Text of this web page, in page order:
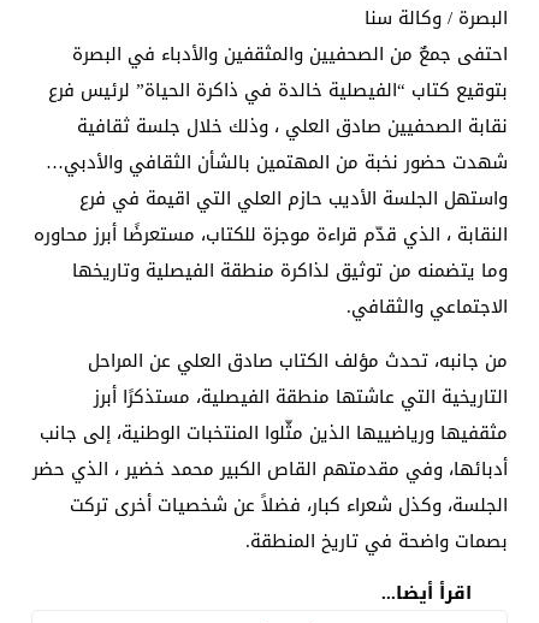
البصرة / وكالة سنا
احتفى جمعٌ من الصحفيين والمثقفين والأدباء في البصرة
بتوقيع كتاب “الفيصلية خالدة في ذاكرة الحياة” لرئيس فرع
نقابة الصحفيين صادق العلي ، وذلك خلال جلسة ثقافية
شهدت حضور نخبة من المهتمين بالشأن الثقافي والأدبي…
واستهل الجلسة الأديب حازم العلي التي اقيمة في فرع
النقابة ، الذي قدّم قراءة موجزة للكتاب، مستعرضًا أبرز محاوره
وما يتضمنه من توثيق لذاكرة منطقة الفيصلية وتاريخها
الاجتماعي والثقافي.
من جانبه، تحدث مؤلف الكتاب صادق العلي عن المراحل
التاريخية التي عاشتها منطقة الفيصلية، مستذكرًا أبرز
مثقفيها ورياضييها الذين مثّلوا المنتخبات الوطنية، إلى جانب
أدبائها، وفي مقدمتهم القاص الكبير محمد خضير ، الذي حضر
الجلسة، وكذل شعراء كبار، فضلاً عن شخصيات أخرى تركت
بصمات واضحة في تاريخ المنطقة.
اقرأ أيضا...